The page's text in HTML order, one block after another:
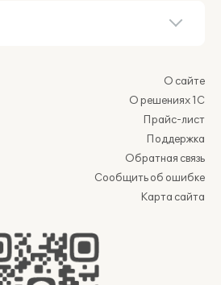
О сайте
О решениях 1С
Прайс-лист
Поддержка
Обратная связь
Сообщить об ошибке
Карта сайта